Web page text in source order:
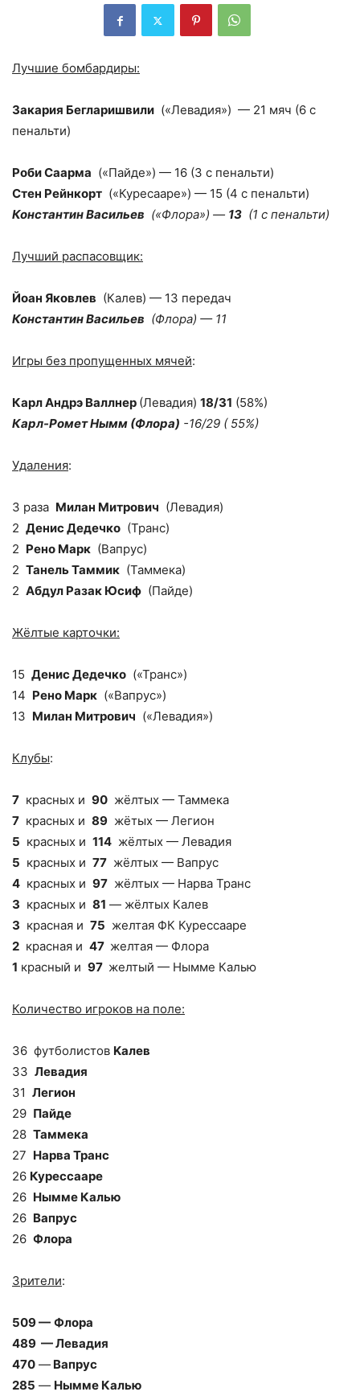
Лучшие бомбардиры:
Закария Бегларишвили («Левадия») — 21 мяч (6 с
пенальти)
Роби Саарма («Пайде») — 16 (3 с пенальти)
Стен Рейнкорт («Куресааре») — 15 (4 с пенальти)
Константин Васильев («Флора») — 13 (1 с пенальти)
Лучший распасовщик:
Йоан Яковлев (Калев) — 13 передач
Константин Васильев (Флора) — 11
Игры без пропущенных мячей:
Карл Андрэ Валлнер (Левадия) 18/31 (58%)
Карл-Ромет Нымм (Флора) -16/29 ( 55%)
Удаления:
3 раза Милан Митрович (Левадия)
2 Денис Дедечко (Транс)
2 Рено Марк (Вапрус)
2 Танель Таммик (Таммека)
2 Абдул Разак Юсиф (Пайде)
Жёлтые карточки:
15 Денис Дедечко («Транс»)
14 Рено Марк («Вапрус»)
13 Милан Митрович («Левадия»)
Клубы:
7 красных и 90 жёлтых — Таммека
7 красных и 89 жётых — Легион
5 красных и 114 жёлтых — Левадия
5 красных и 77 жёлтых — Вапрус
4 красных и 97 жёлтых — Нарва Транс
3 красных и 81 — жёлтых Калев
3 красная и 75 желтая ФК Курессааре
2 красная и 47 желтая — Флора
1 красный и 97 желтый — Нымме Калью
Количество игроков на поле:
36 футболистов Kaлев
33 Левадия
31 Легион
29 Пайде
28 Таммека
27 Нарва Транс
26 Курессааре
26 Нымме Калью
26 Вапрус
26 Флора
Зрители:
509 — Флора
489 —Левадия
470 — Вапрус
285 — Нымме Калью